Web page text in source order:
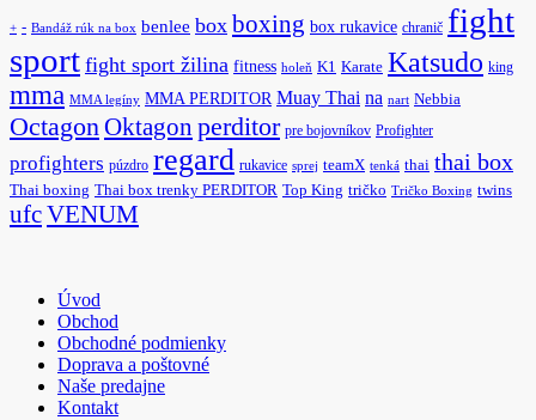
+ - Bandáž rúk na box benlee box boxing box rukavice chranič fight
sport fight sport žilina fitness holeň K1 Karate Katsudo king
mma MMA legíny MMA PERDITOR Muay Thai na nart Nebbia
OctagonOktagon perditor pre bojovníkov Profighter
profighters púzdro regard rukavice sprej teamX tenká thai thai box
Thai boxing Thai box trenky PERDITOR Top King tričko Tričko Boxing twins
ufcVENUM
Úvod
Obchod
Obchodné podmienky
Doprava a poštovné
Naše predajne
Kontakt